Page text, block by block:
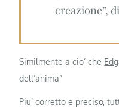
creazione”,
Similmente a cio’ che
dell’anima”
Piu’ corretto e preciso,